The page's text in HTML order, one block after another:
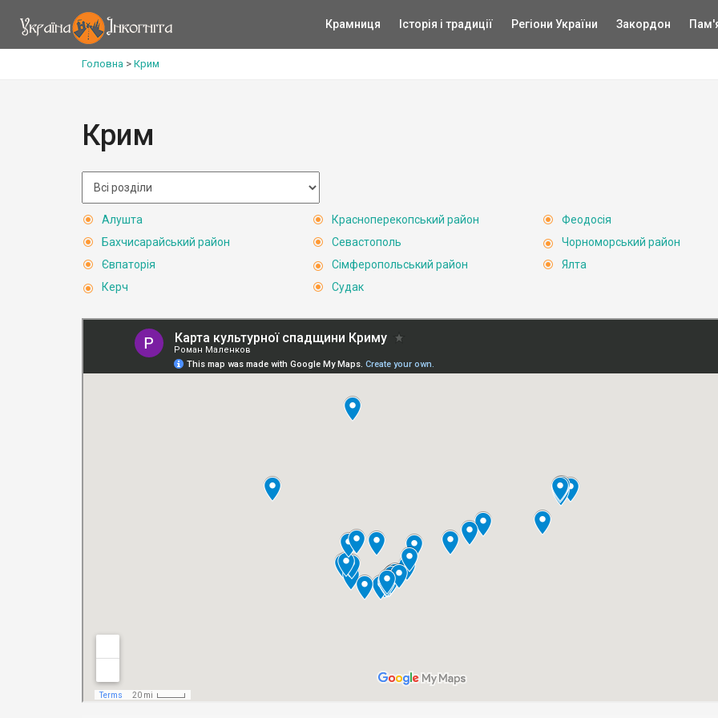
Крамниця Історія і традиції Регіони України Закордон
Головна > Крим
Крим
Алушта
Бахчисарайський район
Євпаторія
Керч
Красноперекопський район
Севастополь
Сімферопольський район
Судак
Феодосія
Чорноморський район
Ялта